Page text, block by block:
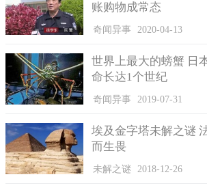
账购物成常态
奇闻异事 2020-04-13
世界上最大的螃蟹 日
命长达1个世纪
奇闻异事 2019-07-31
埃及金字塔未解之谜
而生畏
未解之谜 2018-12-26